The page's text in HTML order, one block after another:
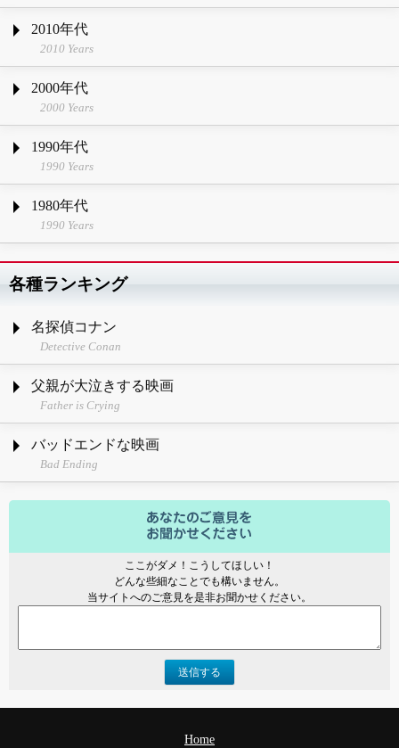
2010年代
2010 Years
2000年代
2000 Years
1990年代
1990 Years
1980年代
1990 Years
各種ランキング
名探偵コナン
Detective Conan
父親が大泣きする映画
Father is Crying
バッドエンドな映画
Bad Ending
ここがダメ！こうしてほしい！
どんな些細なことでも構いません。
当サイトへのご意見を是非お聞かせください。
送信する
Home